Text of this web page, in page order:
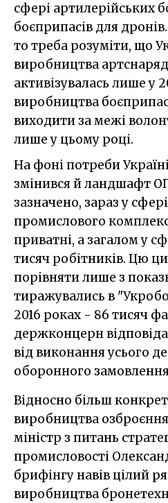
сфері артилерійських
боєприпасів для
то треба розуміти, що
виробництва
активізувалась лише у
виробництва
виходити за межі
лише у цьому році.
На фоні потреби
змінився й ландшафт
зазначено, зараз у
промислового
приватні, а загалом у
тисяч робітників. Цю
порівняти лише з
тиражувались в
2016 роках - 86 тисяч
держконцерн
від виконання усього
оборонного
Відносно більш
виробництва
міністр з питань
промисловості
брифінгу навів цілий
виробництва